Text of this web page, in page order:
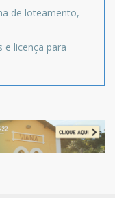
de loteamento,
e licença para